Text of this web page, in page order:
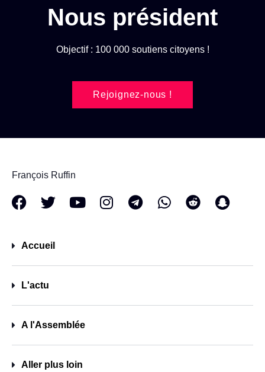
Nous président
Objectif : 100 000 soutiens citoyens !
Rejoignez-nous !
François Ruffin
Accueil
L'actu
A l'Assemblée
Aller plus loin